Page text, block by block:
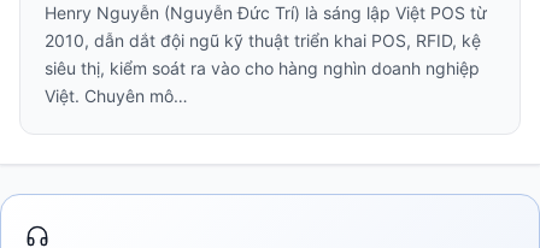
Henry Nguyễn (Nguyễn Đức Trí) là sáng lập Việt POS từ
2010, dẫn dắt đội ngũ kỹ thuật triển khai POS, RFID, kệ
siêu thị, kiểm soát ra vào cho hàng nghìn doanh nghiệp
Việt. Chuyên mô…